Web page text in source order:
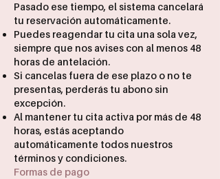
Pasado ese tiempo, el sistema cancelará
tu reservación automáticamente.
Puedes reagendar tu cita una sola vez,
siempre que nos avises con al menos 48
horas de antelación.
Si cancelas fuera de ese plazo o no te
presentas, perderás tu abono sin
excepción.
Al mantener tu cita activa por más de 48
horas, estás aceptando
automáticamente todos nuestros
términos y condiciones.
Formas de pago